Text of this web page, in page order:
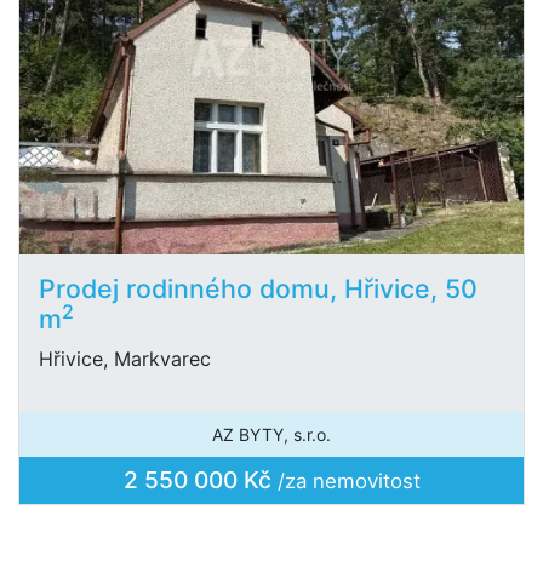
Prodej rodinného domu, Hřivice, 50
m2
Hřivice, Markvarec
AZ BYTY, s.r.o.
2 550 000 Kč /za nemovitost